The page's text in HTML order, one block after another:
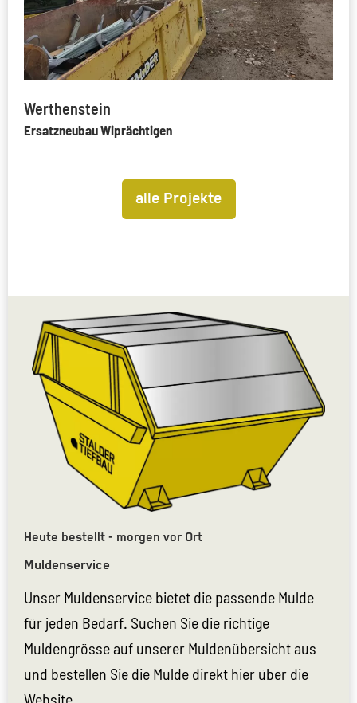
Werthenstein
Ersatzneubau Wiprächtigen
alle Projekte
Heute bestellt - morgen vor Ort
Muldenservice
Unser Muldenservice bietet die passende Mulde
für jeden Bedarf. Suchen Sie die richtige
Muldengrösse auf unserer Muldenübersicht aus
und bestellen Sie die Mulde direkt hier über die
Website.